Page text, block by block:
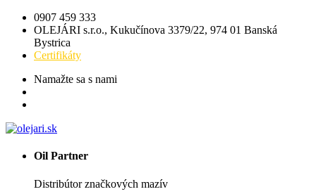
0907 459 333
OLEJÁRI s.r.o., Kukučínova 3379/22, 974 01 Banská
Bystrica
Certifikáty
Namažte sa s nami
Oil Partner
Distribútor značkových mazív